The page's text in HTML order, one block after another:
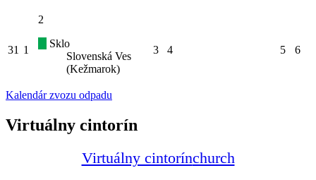
31 1
2
Sklo
Slovenská Ves
(Kežmarok)
3 4 5 6
Kalendár zvozu odpadu
Virtuálny cintorín
Virtuálny cintorínchurch